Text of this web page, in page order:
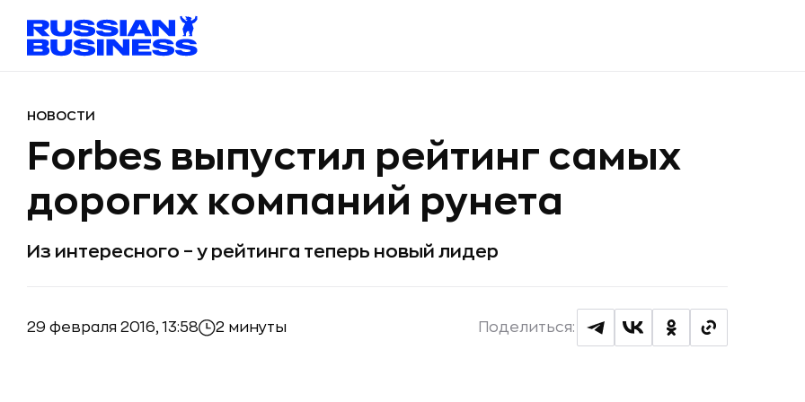
НОВОСТИ
Forbes выпустил рейтинг самых
дорогих компаний рунета
Из интересного – у рейтинга теперь новый лидер
29 февраля 2016, 13:58 2 минуты Поделиться: